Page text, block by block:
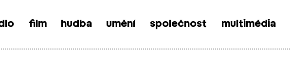
film hudba umění společnost multimédia